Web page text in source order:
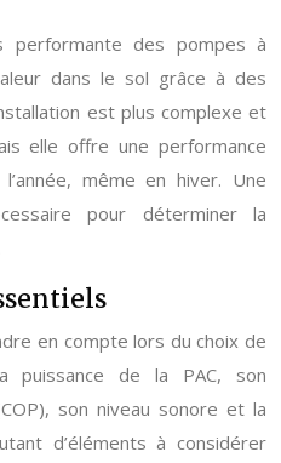
performante des pompes à
dans le sol grâce à des
est plus complexe et
elle offre une performance
même en hiver. Une
pour déterminer la
en compte lors du choix de
puissance de la PAC, son
son niveau sonore et la
d’éléments à considérer